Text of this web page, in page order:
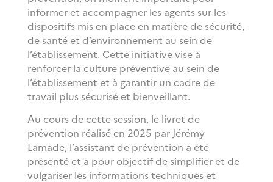
informer et accompagner les agents sur les
dispositifs mis en place en matière de sécurité,
de santé et d’environnement au sein de
l’établissement. Cette initiative vise à
renforcer la culture préventive au sein de
l’établissement et à garantir un cadre de
travail plus sécurisé et bienveillant.
Au cours de cette session, le livret de
prévention réalisé en 2025 par Jérémy
Lamade, l’assistant de prévention a été
présenté et a pour objectif de simplifier et de
vulgariser les informations techniques et